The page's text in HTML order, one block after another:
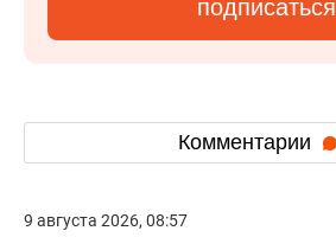
подписаться
Комментарии
9 августа 2026, 08:57